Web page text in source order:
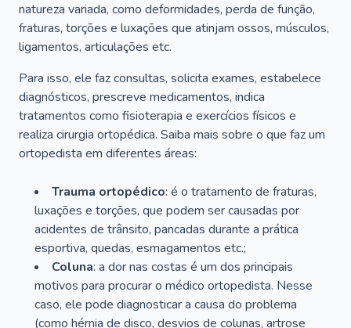
natureza variada, como deformidades, perda de função,
fraturas, torções e luxações que atinjam ossos, músculos,
ligamentos, articulações etc.
Para isso, ele faz consultas, solicita exames, estabelece
diagnósticos, prescreve medicamentos, indica
tratamentos como fisioterapia e exercícios físicos e
realiza cirurgia ortopédica. Saiba mais sobre o que faz um
ortopedista em diferentes áreas:
Trauma ortopédico: é o tratamento de fraturas,
luxações e torções, que podem ser causadas por
acidentes de trânsito, pancadas durante a prática
esportiva, quedas, esmagamentos etc.;
Coluna: a dor nas costas é um dos principais
motivos para procurar o médico ortopedista. Nesse
caso, ele pode diagnosticar a causa do problema
(como hérnia de disco, desvios de colunas, artrose